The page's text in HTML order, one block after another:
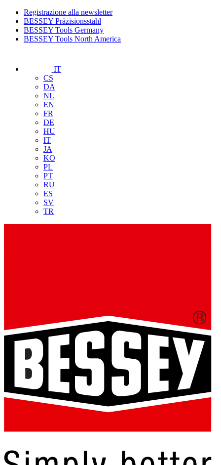
Registrazione alla newsletter
BESSEY Präzisionsstahl
BESSEY Tools Germany
BESSEY Tools North America
IT
CS
DA
NL
EN
FR
DE
HU
IT
JA
KO
PL
PT
RU
ES
SV
TR